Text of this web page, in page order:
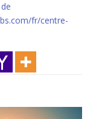
fr/centre-